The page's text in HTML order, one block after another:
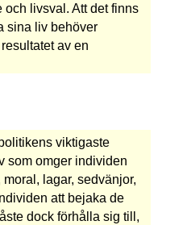
livsval. Att det finns
sina liv behöver
av en
viktigaste
som omger individen
lagar, sedvänjor,
att bejaka de
dock förhålla sig till,